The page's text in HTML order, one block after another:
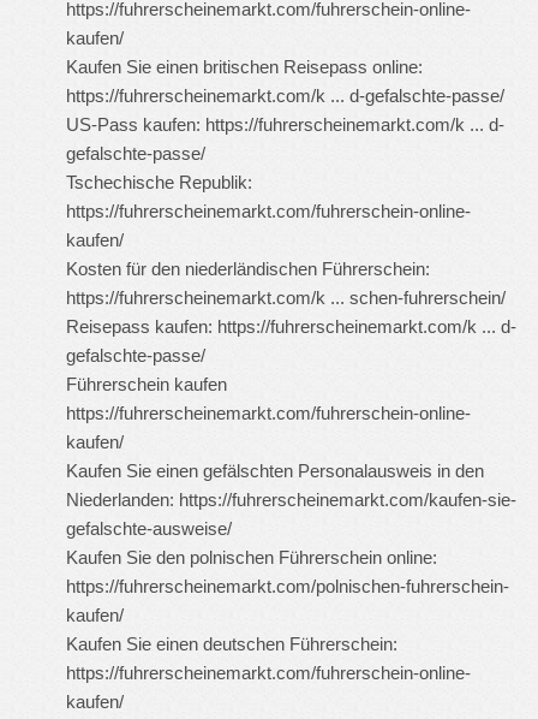
https://fuhrerscheinemarkt.com/fuhrerschein-online-
kaufen/
Kaufen Sie einen britischen Reisepass online:
https://fuhrerscheinemarkt.com/k ... d-gefalschte-passe/
US-Pass kaufen: https://fuhrerscheinemarkt.com/k ... d-
gefalschte-passe/
Tschechische Republik:
https://fuhrerscheinemarkt.com/fuhrerschein-online-
kaufen/
Kosten für den niederländischen Führerschein:
https://fuhrerscheinemarkt.com/k ... schen-fuhrerschein/
Reisepass kaufen: https://fuhrerscheinemarkt.com/k ... d-
gefalschte-passe/
Führerschein kaufen
https://fuhrerscheinemarkt.com/fuhrerschein-online-
kaufen/
Kaufen Sie einen gefälschten Personalausweis in den
Niederlanden: https://fuhrerscheinemarkt.com/kaufen-sie-
gefalschte-ausweise/
Kaufen Sie den polnischen Führerschein online:
https://fuhrerscheinemarkt.com/polnischen-fuhrerschein-
kaufen/
Kaufen Sie einen deutschen Führerschein:
https://fuhrerscheinemarkt.com/fuhrerschein-online-
kaufen/